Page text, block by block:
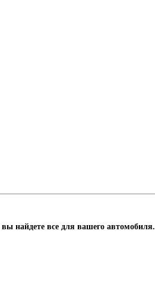
найдете все для вашего автомобиля.